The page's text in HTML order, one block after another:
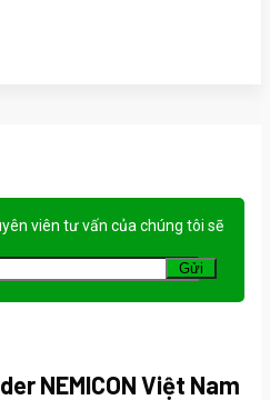
viên tư vấn của chúng tôi sẽ
NEMICON Việt Nam